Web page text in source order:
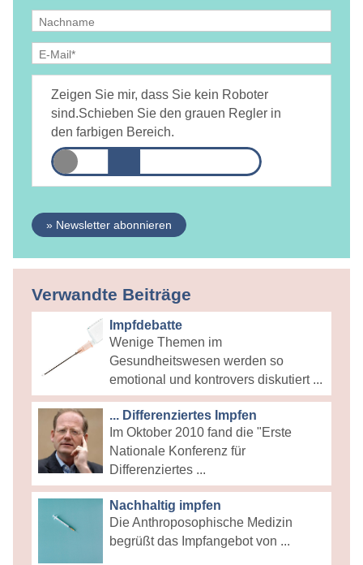
DAMiD mich per E-Mail über Themen und Veranstaltungen
informiert.
Zeigen Sie mir, dass Sie kein Roboter
sind.Schieben Sie den grauen Regler in
den farbigen Bereich.
» Newsletter abonnieren
Verwandte Beiträge
Impfdebatte
Wenige Themen im
Gesundheitswesen werden so
emotional und kontrovers diskutiert ...
... Differenziertes Impfen
Im Oktober 2010 fand die "Erste
Nationale Konferenz für
Differenziertes ...
Nachhaltig impfen
Die Anthroposophische Medizin
begrüßt das Impfangebot von ...